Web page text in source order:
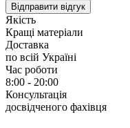
Відправити відгук
Якість
Кращі матеріали
Доставка
по всій Україні
Час роботи
8:00 - 20:00
Консультація
досвідченого фахівця